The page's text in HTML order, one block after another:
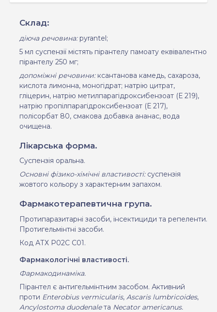
Склад:
діюча речовина:pyrantel;
5 мл суспензії містять пірантелу памоату еквівалентно
пірантелу 250 мг;
допоміжні речовини: ксантанова камедь, сахароза,
кислота лимонна, моногідрат; натрію цитрат,
гліцерин, натрію метилпарагідроксибензоат (Е 219),
натрію пропілпарагідроксибензоат (Е 217),
полісорбат 80, смакова добавка ананас, вода
очищена.
Лікарська форма.
Суспензія оральна.
Основні фізико-хімічні властивості: суспензія
жовтого кольору з характерним запахом.
Фармакотерапевтична група.
Протипаразитарні засоби, інсектициди та репеленти.
Протигельмінтні засоби.
Код АТХ Р02С С01.
Фармакологічні властивості.
Фармакодинаміка.
Пірантел є антигельмінтним засобом. Активний
проти Enterobius vermicularis, Ascaris lumbricoіdes,
Anсylostoma duodenaleта Necator americanus.